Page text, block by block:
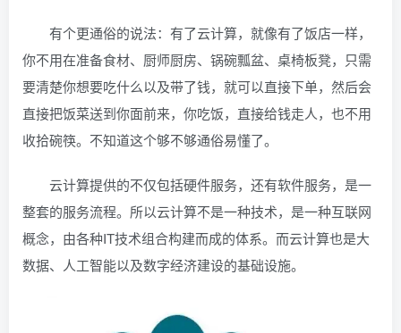
有个更通俗的说法：有了云计算，就像有了饭店一样，
你不用在准备食材、厨师厨房、锅碗瓢盆、桌椅板凳，只需
要清楚你想要吃什么以及带了钱，就可以直接下单，然后会
直接把饭菜送到你面前来，你吃饭，直接给钱走人，也不用
收拾碗筷。不知道这个够不够通俗易懂了。
云计算提供的不仅包括硬件服务，还有软件服务，是一
整套的服务流程。所以云计算不是一种技术，是一种互联网
概念，由各种IT技术组合构建而成的体系。而云计算也是大
数据、人工智能以及数字经济建设的基础设施。